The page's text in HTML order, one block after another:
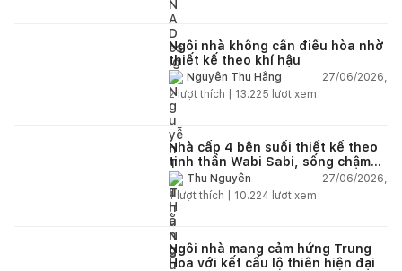
Ngôi nhà không cần điều hòa nhờ
thiết kế theo khí hậu
Nguyễn Thu Hằng
27/06/2026,
2lượt thích | 13.225 lượt xem
Nhà cấp 4 bên suối thiết kế theo
tinh thần Wabi Sabi, sống chậm
giữa thiên nhiên
Thu Nguyễn
27/06/2026,
1lượt thích | 10.224 lượt xem
Ngôi nhà mang cảm hứng Trung
Hoa với kết cấu lộ thiên hiện đại